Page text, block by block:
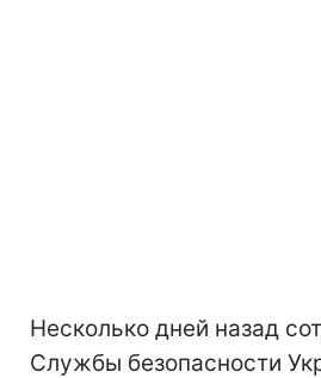
Несколько дней назад
Службы безопасности